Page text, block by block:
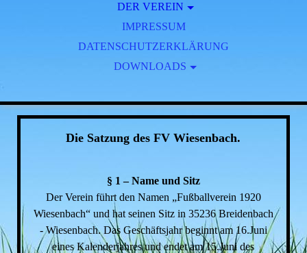
DER VEREIN
HISTORIE
SPORTLICHE STATIONEN
PRÄSIDENTEN
SPORTSTÄTTEN
SATZUNG
IMPRESSUM
DATENSCHUTZERKLÄRUNG
DOWNLOADS
BILDER 2.MANNSCHAFT
Die Satzung des FV Wiesenbach.
§ 1 – Name und Sitz
Der Verein führt den Namen „Fußballverein 1920
Wiesenbach“ und hat seinen Sitz in 35236 Breidenbach
- Wiesenbach. Das Geschäftsjahr beginnt am 16.Juni
eines Kalenderjahres und endet am 15.Juni des